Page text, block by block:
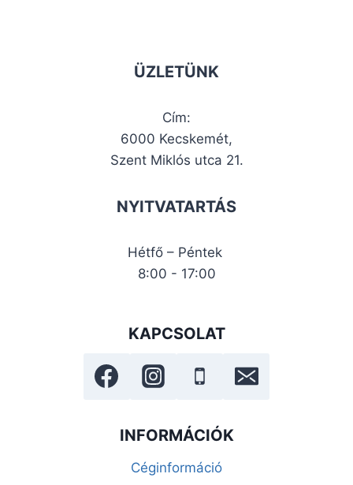
ÜZLETÜNK
Cím:
6000 Kecskemét,
Szent Miklós utca 21.
NYITVATARTÁS
Hétfő – Péntek
8:00 - 17:00
KAPCSOLAT
INFORMÁCIÓK
Céginformáció